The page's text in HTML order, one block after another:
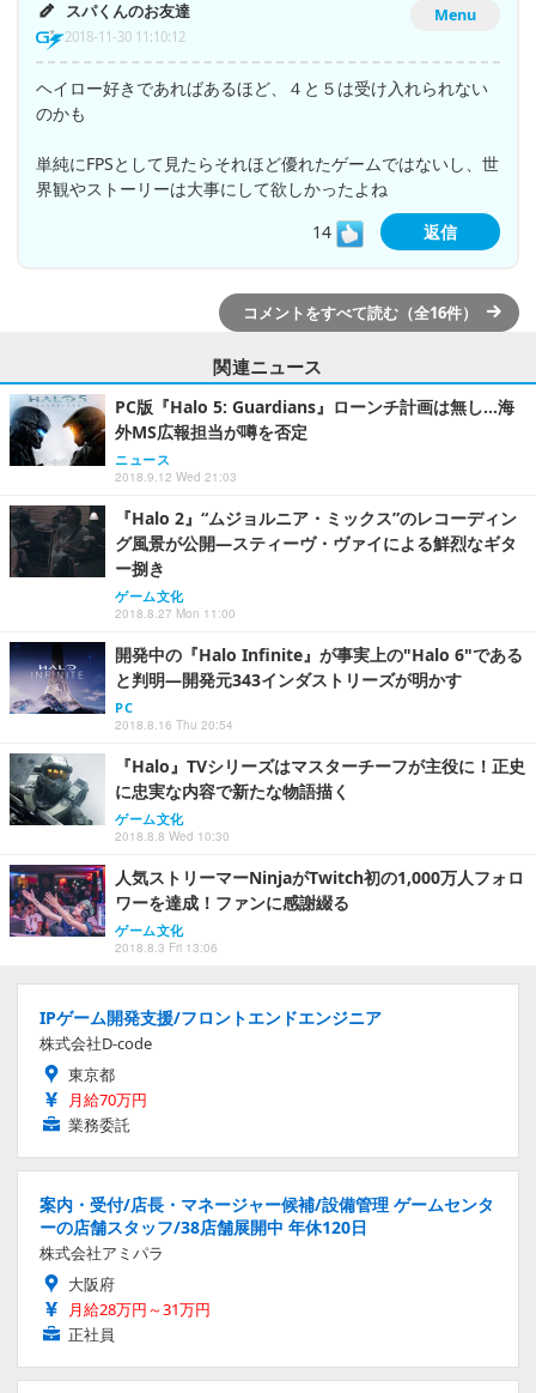
Menu
スパくんのお友達
2018-11-30 11:10:12
ヘイロー好きであればあるほど、４と５は受け入れられない
のかも
単純にFPSとして見たらそれほど優れたゲームではないし、世
界観やストーリーは大事にして欲しかったよね
14
返信
コメントをすべて読む（全16件）
関連ニュース
PC版『Halo 5: Guardians』ローンチ計画は無し…海
外MS広報担当が噂を否定
ニュース
2018.9.12 Wed 21:03
『Halo 2』“ムジョルニア・ミックス”のレコーディン
グ風景が公開―スティーヴ・ヴァイによる鮮烈なギタ
ー捌き
ゲーム文化
2018.8.27 Mon 11:00
開発中の『Halo Infinite』が事実上の"Halo 6"である
と判明―開発元343インダストリーズが明かす
PC
2018.8.16 Thu 20:54
『Halo』TVシリーズはマスターチーフが主役に！正史
に忠実な内容で新たな物語描く
ゲーム文化
2018.8.8 Wed 10:30
人気ストリーマーNinjaがTwitch初の1,000万人フォロ
ワーを達成！ファンに感謝綴る
ゲーム文化
2018.8.3 Fri 13:06
IPゲーム開発支援/フロントエンドエンジニア
株式会社D-code
東京都
月給70万円
業務委託
案内・受付/店長・マネージャー候補/設備管理 ゲームセンタ
ーの店舗スタッフ/38店舗展開中 年休120日
株式会社アミパラ
大阪府
月給28万円～31万円
正社員